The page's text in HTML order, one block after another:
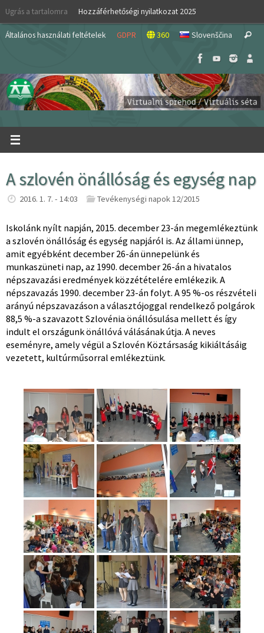
Skip
content
Ugrás a tartalomra Hozzáférhetőségi nyilatkozat 2025
Általános használati feltételek GDPR 360 Slovenščina Search
A szlovén önállóság és egység nap
2016. 1. 7. - 14:03 Tevékenységi napok 12/2015
Iskolánk nyílt napján, 2015. december 23-án megemlékeztünk
a szlovén önállóság és egység napjáról is. Az állami ünnep,
amit egyébként december 26-án ünnepelünk és
munkaszüneti nap, az 1990. december 26-án a hivatalos
népszavazási eredmények közzétételére emlékezik. A
népszavazás 1990. december 23-án folyt. A 95 %-os részvételi
arányú népszavazáson a választójoggal rendelkező polgárok
88,5 %-a szavazott Szlovénia önállósulása mellett és így
indult el országunk önállóvá válásának útja. A neves
eseményre, amely végül a Szlovén Köztársaság kikiáltásáig
vezetett, kultúrműsorral emlékeztünk.